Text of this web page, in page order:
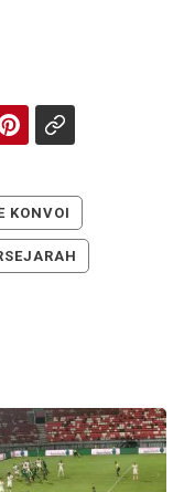
KONVOI